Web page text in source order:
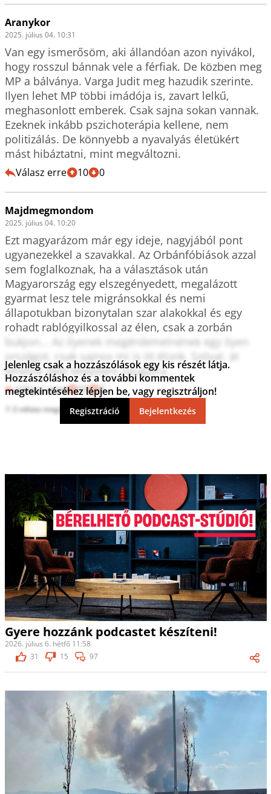
Aranykor
2025. július 04. 10:31
Van egy ismerősöm, aki állandóan azon nyivákol,
hogy rosszul bánnak vele a férfiak. De közben meg
MP a bálványa. Varga Judit meg hazudik szerinte.
Ilyen lehet MP többi imádója is, zavart lelkű,
meghasonlott emberek. Csak sajna sokan vannak.
Ezeknek inkább pszichoterápia kellene, nem
politizálás. De könnyebb a nyavalyás életükért
mást hibáztatni, mint megváltozni.
Válasz erre 10 0
Majdmegmondom
2025. július 04. 10:20
Ezt magyarázom már egy ideje, nagyjából pont
ugyanezekkel a szavakkal. Az Orbánfóbiások azzal
sem foglalkoznak, ha a választások után
Magyarország egy elszegényedett, megalázott
gyarmat lesz tele migránsokkal és nemi
állapotukban bizonytalan szar alakokkal és egy
rohadt rablógyilkossal az élen, csak a zorbán
bukjon... Az ilyenek megérdemelnének egy ilyen
országot, csak sajnos mi is itt élünk. Szóval, át
lehetne őket telepíteni nyugatra...
Válasz erre 10 0
2 válasz megtekintése
Jelenleg csak a hozzászólások egy kis részét látja.
Hozzászóláshoz és a további kommentek
megtekintéséhez lépjen be, vagy regisztráljon!
Regisztráció Bejelentkezés
Gyere hozzánk podcastet készíteni!
2026. július 6. hétfő 11:58
31
15 97